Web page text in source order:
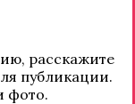
расскажите
публикации.
фото.